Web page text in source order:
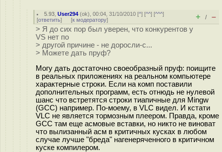
5.93 ,User294 (ok), 00:04, 31/10/2010 [^] [^^] [^^^]
[ответить] [к модератору] + / –
> Я до сих пор был уверен, что конкурентов у
VS нет по
> другой причине - не доросли-с...
> Можете дать пруф?
Могу дать достаточно своеобразный пруф: поищите
в реальных приложениях на реальном компьютере
характерные строки. Если на комп поставили
дополнительных программ, есть отнюдь не нулевой
шанс что встретятся строки тиапичные для Mingw
(GCC) например. По-моему, в VLC видел. И кстати
VLC не является тормозным плеером. Правда, кроме
GCC там еще асмовые вставки, но никто не виноват
что вылизанный асм в критичных кусках в любом
случае лучше "бреда" нагенеряченного в критичном
куске компилером.